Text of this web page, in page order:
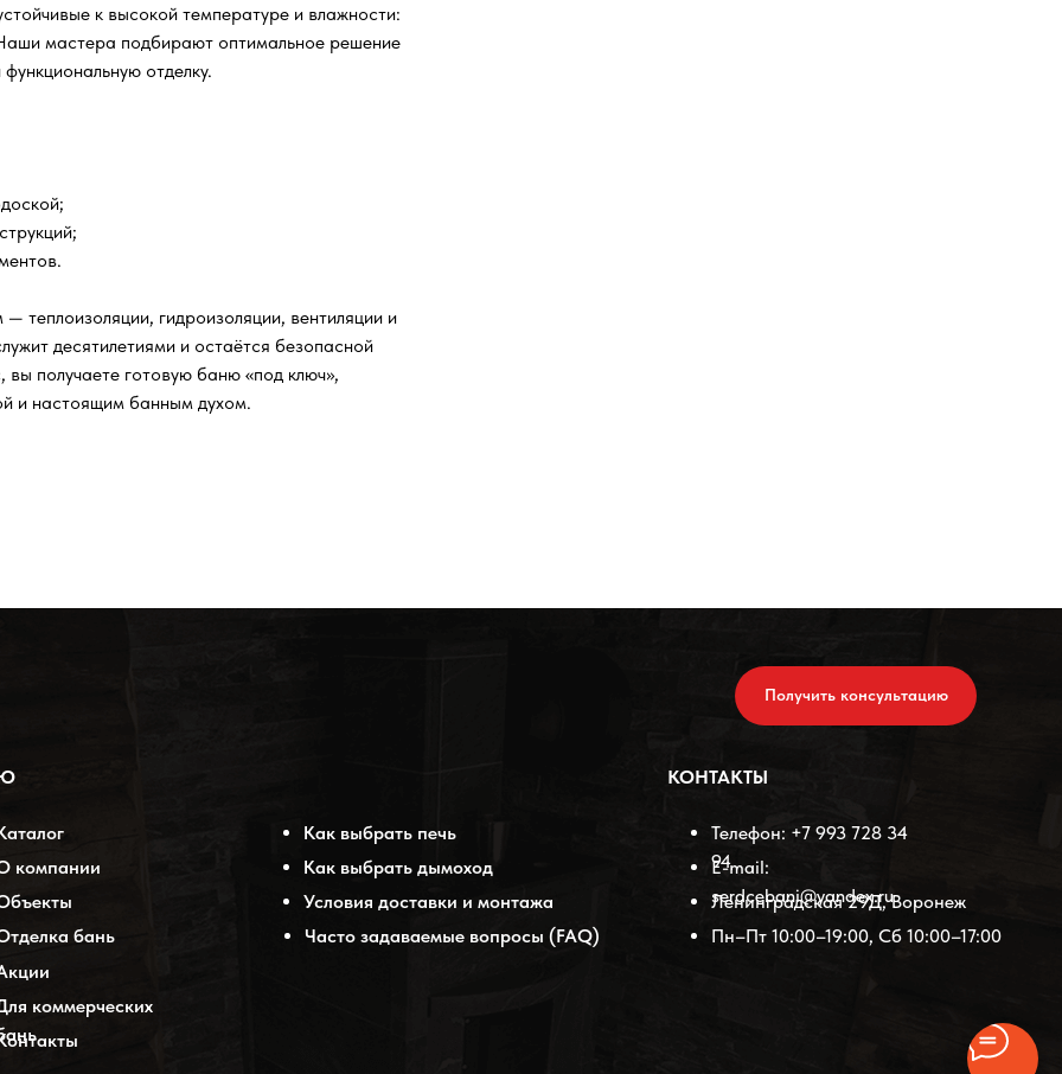
к высокой температуре и влажности:
мастера подбирают оптимальное решение
отделку.
теплоизоляции, гидроизоляции, вентиляции и
десятилетиями и остаётся безопасной
вы получаете готовую баню «под ключ»,
и настоящим банным духом.
компании
бань
Как выбрать печь
Как выбрать дымоход
Условия доставки и монтажа
Часто задаваемые вопросы (FAQ)
Телефон: +7 993 728 34
94
E-mail:
serdcebani@yandex.ru
Ленинградская 29Д, Воронеж
Пн–Пт 10:00–19:00, Сб 10:00–17:00
КОНТАКТЫ
коммерческих
Получить консультацию